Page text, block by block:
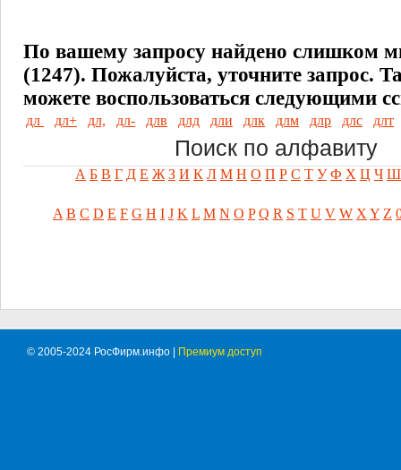
По вашему запросу найдено слишком
(1247). Пожалуйста, уточните запрос.
можете воспользоваться следующими
дл дл+ дл, дл- длв длд дли длк длм длр длс длт
Поиск по алфавиту
А Б В Г Д Е Ж З И К Л М Н О П Р С Т У Ф Х Ц Ч Ш
A B C D E F G H I J K L M N O P Q R S T U V W X Y Z
© 2005-2024 РосФирм.инфо | Премиум доступ